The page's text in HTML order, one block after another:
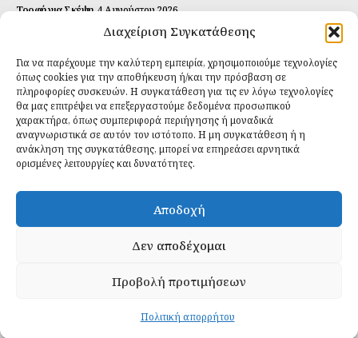
Διαχείριση Συγκατάθεσης
Για να παρέχουμε την καλύτερη εμπειρία, χρησιμοποιούμε τεχνολογίες
όπως cookies για την αποθήκευση ή/και την πρόσβαση σε
πληροφορίες συσκευών. Η συγκατάθεση για τις εν λόγω τεχνολογίες
θα μας επιτρέψει να επεξεργαστούμε δεδομένα προσωπικού
χαρακτήρα, όπως συμπεριφορά περιήγησης ή μοναδικά
αναγνωριστικά σε αυτόν τον ιστότοπο. Η μη συγκατάθεση ή η
ανάκληση της συγκατάθεσης, μπορεί να επηρεάσει αρνητικά
ορισμένες λειτουργίες και δυνατότητες.
Αποδοχή
Δεν αποδέχομαι
Προβολή προτιμήσεων
Πολιτική απορρήτου
Τροφή για Σκέψη 4 Αυγούστου 2026
Αυτή Είναι η Συνταγή για Τέλεια Κομπούτσα
Ιδανικές Τροφές 26 Ιουλίου 2026
Εγγραφείτε
ΕΓΓΡΑΦΉ
Έχω διαβάσει και δέχομαι τηνπολιτική απορρήτου
Creative.